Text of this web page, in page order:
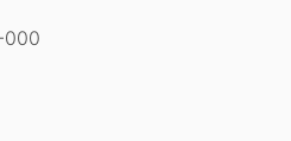
000